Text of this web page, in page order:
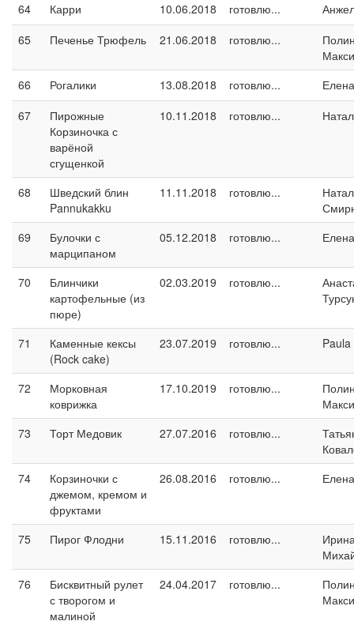
64
Карри 10.06.2018 готовлю...
65
Печенье Трюфель 21.06.2018 готовлю...
66
Рогалики 13.08.2018 готовлю...
67
Пирожные
Корзиночка с
варёной
сгущенкой
10.11.2018 готовлю...
68
Шведский блин
Pannukakku
11.11.2018 готовлю...
69
Булочки с
марципаном
05.12.2018 готовлю...
70
Блинчики
картофельные (из
пюре)
02.03.2019 готовлю...
71
Каменные кексы
(Rock cake)
23.07.2019 готовлю... Paula
72
Морковная
коврижка
17.10.2019 готовлю...
73
Торт Медовик 27.07.2016 готовлю...
74
Корзиночки с
джемом, кремом и
фруктами
26.08.2016 готовлю... Елена
75 Пирог Флодни 15.11.2016 готовлю...
76
Бисквитный рулет
с творогом и
малиной
24.04.2017 готовлю...